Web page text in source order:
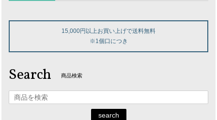
15,000円以上お買い上げで送料無料
※1個口につき
Search 商品検索
search